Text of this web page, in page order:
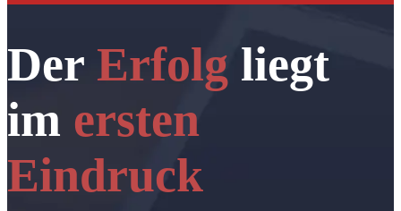
Der Erfolg liegt
im ersten
Eindruck